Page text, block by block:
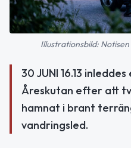
Illustrationsbild:
30 JUNI 16.13
Åreskutan efter att
hamnat i brant
vandringsled.